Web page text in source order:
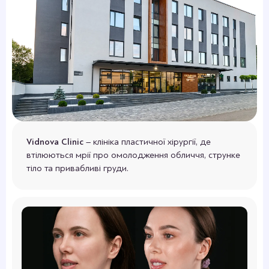
збільшуючої маммопластики» (Київ).
Вересень 2012 р. – участь у майстер-класі
«Вторинна ринопластика» (Одеса).
Березень 2013 – Natrelle Academy.
Educational symposium: Achieving excellence в
breast surgery. Level 3 (Київ).
Листопад 2013 р. – участь у майстер-класі
«Відкрита чи закрита ринопластика. Що
краще?” (Одеса).
2015 – Advanced Aesthetic Surgery of the Face
Вересень 2015 р. – пройшла повний
теоретичний та практичний курс
застосування препарату Діспорт
(ботулінічний токсин типу А) в естетичній
Aesthetic Plastic Surgery Course» (Стамбул).
2016 – Istanbul Advanced Rhinoplasty Course
(Стамбул).
Листопад 2016 р. – авторський практичний
тренінг-курс Павла Денищука та Оскара
Раміреза «Сучасні тенденції у пластичній
Vidnova Clinic – клініка пластичної хірургії, де
втілюються мрії про омолодження обличчя, струнке
тіло та привабливі груди.